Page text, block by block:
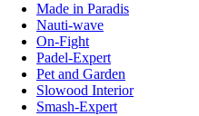
Made in Paradis
Nauti-wave
On-Fight
Padel-Expert
Pet and Garden
Slowood Interior
Smash-Expert